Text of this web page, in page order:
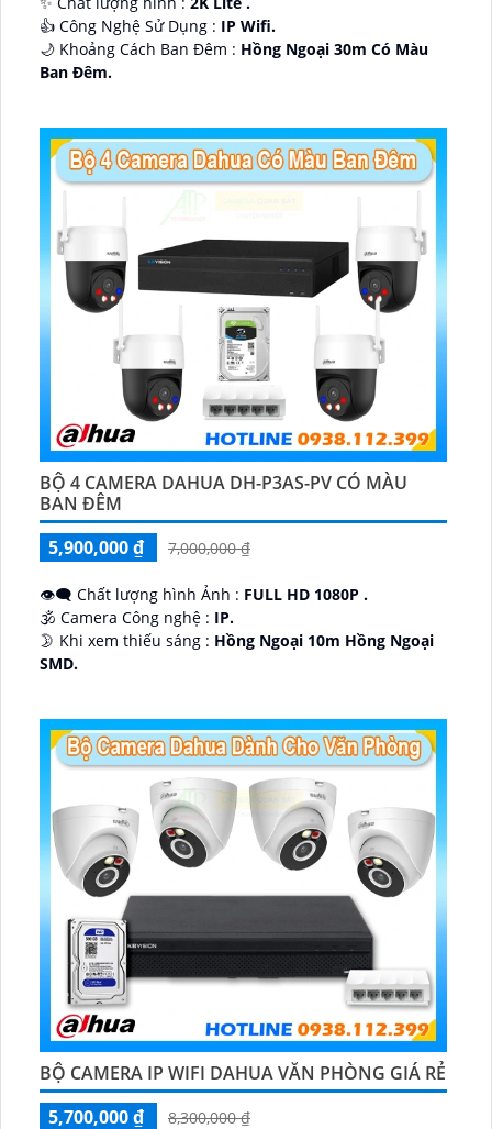
👍 Công Nghệ Sử Dụng : IP Wifi.
🌙 Khoảng Cách Ban Đêm : Hồng Ngoại 30m Có Màu
Ban Ðêm.
BỘ 4 CAMERA DAHUA DH-P3AS-PV CÓ MÀU
BAN ĐÊM
5,900,000 ₫
7,000,000 ₫
👁️‍🗨 Chất lượng hình Ảnh : FULL HD 1080P .
🕉️ Camera Công nghệ : IP.
🌛 Khi xem thiếu sáng : Hồng Ngoại 10m Hồng Ngoại
SMD.
BỘ CAMERA IP WIFI DAHUA VĂN PHÒNG GIÁ RẺ
5,700,000 ₫
8,300,000 ₫